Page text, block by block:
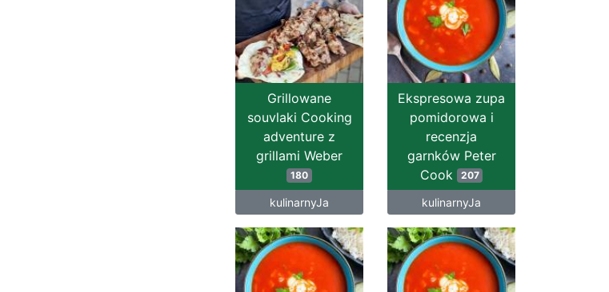
Grillowane
souvlaki Cooking
adventure z
grillami Weber
180
kulinarnyJa
Ekspresowa zupa
pomidorowa i
recenzja
garnków Peter
Cook
207
kulinarnyJa